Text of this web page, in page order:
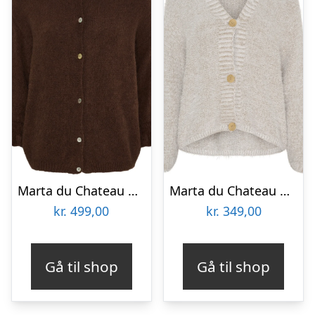
Marta du Chateau dame strik MdcJuliana 2413 – Choco21525
kr. 499,00
Gå til shop
Marta du Chateau dame strik MdcDakota 809 – Fango
kr. 349,00
Gå til shop